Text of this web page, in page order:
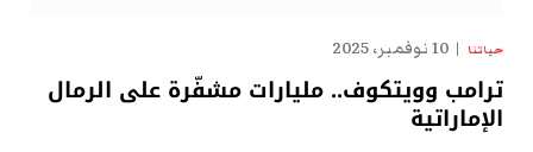
حياتنا 10 نوفمبر، 2025
ترامب وويتكوف.. مليارات مشفّرة على الرمال
الإماراتية